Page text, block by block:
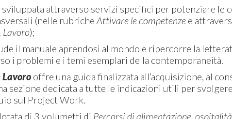
sviluppata attraverso servizi specifici per potenziare le
(nelle rubriche Attivare le competenze e
Lavoro);
il manuale aprendosi al mondo e ripercorre la
i problemi e i temi esemplari della contemporaneità.
offre una guida finalizzata all’acquisizione, al
sezione dedicata a tutte le indicazioni utili per
sul Project Work.
di 3 volumetti di Percorsi di alimentazione, ospitalità